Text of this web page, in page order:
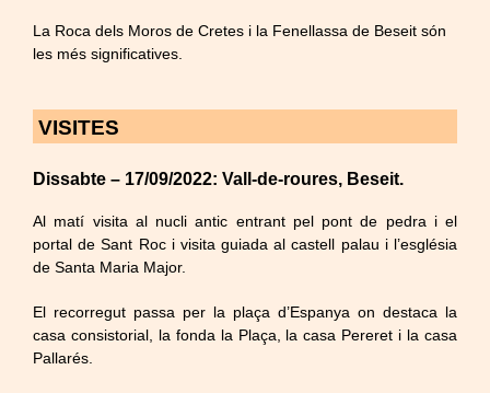
La Roca dels Moros de Cretes i la Fenellassa de Beseit són
les més significatives.
VISITES
Dissabte – 17/09/2022: Vall-de-roures, Beseit.
Al matí visita al nucli antic entrant pel pont de pedra i el
portal de Sant Roc i visita guiada al castell palau i l’església
de Santa Maria Major.
El recorregut passa per la plaça d’Espanya on destaca la
casa consistorial, la fonda la Plaça, la casa Pereret i la casa
Pallarés.